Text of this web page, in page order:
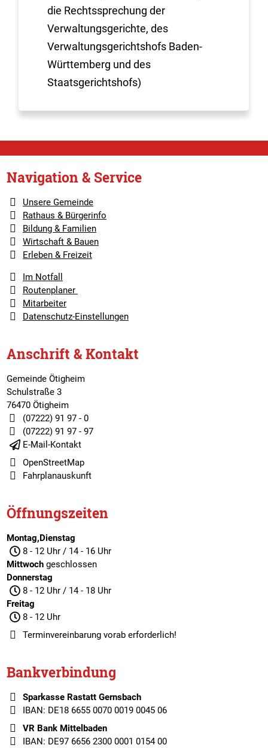
die Rechtssprechung der
Verwaltungsgerichte, des
Verwaltungsgerichtshofs Baden-
Württemberg und des
Staatsgerichtshofs)
Navigation & Service
Unsere Gemeinde
Rathaus & Bürgerinfo
Bildung & Familien
Wirtschaft & Bauen
Erleben & Freizeit
Im Notfall
Routenplaner
Mitarbeiter
Datenschutz-Einstellungen
Anschrift & Kontakt
Gemeinde Ötigheim
Schulstraße 3
76470 Ötigheim
(07222) 91 97 - 0
(07222) 91 97 - 97
E-Mail-Kontakt
OpenStreetMap
Fahrplanauskunft
Öffnungszeiten
Montag,Dienstag
8 - 12 Uhr / 14 - 16 Uhr
Mittwochgeschlossen
Donnerstag
8 - 12 Uhr / 14 - 18 Uhr
Freitag
8 - 12 Uhr
Terminvereinbarungvorab erforderlich!
Bankverbindung
Sparkasse Rastatt Gernsbach
IBAN: DE18 6655 0070 0019 0045 06
VR Bank Mittelbaden
IBAN: DE97 6656 2300 0001 0154 00